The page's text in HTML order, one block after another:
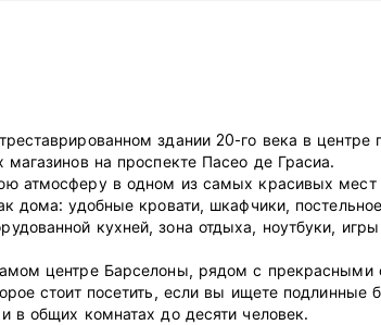
здании 20-го века в центре
на проспекте Пасео де Грасиа.
атмосферу в одном из самых красивых
дома: удобные кровати, шкафчики,
кухней, зона отдыха, ноутбуки,
центре Барселоны, рядом с прекрасными
стоит посетить, если вы ищете подлинные
в общих комнатах до десяти человек.